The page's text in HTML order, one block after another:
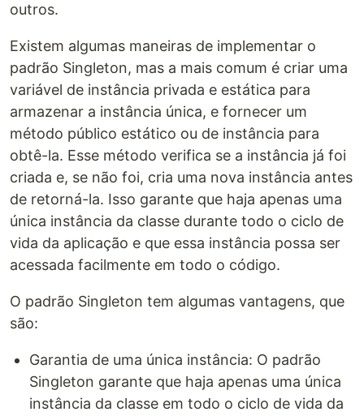
outros.
Existem algumas maneiras de implementar o
padrão Singleton, mas a mais comum é criar uma
variável de instância privada e estática para
armazenar a instância única, e fornecer um
método público estático ou de instância para
obtê-la. Esse método verifica se a instância já foi
criada e, se não foi, cria uma nova instância antes
de retorná-la. Isso garante que haja apenas uma
única instância da classe durante todo o ciclo de
vida da aplicação e que essa instância possa ser
acessada facilmente em todo o código.
O padrão Singleton tem algumas vantagens, que
são:
Garantia de uma única instância: O padrão
Singleton garante que haja apenas uma única
instância da classe em todo o ciclo de vida da